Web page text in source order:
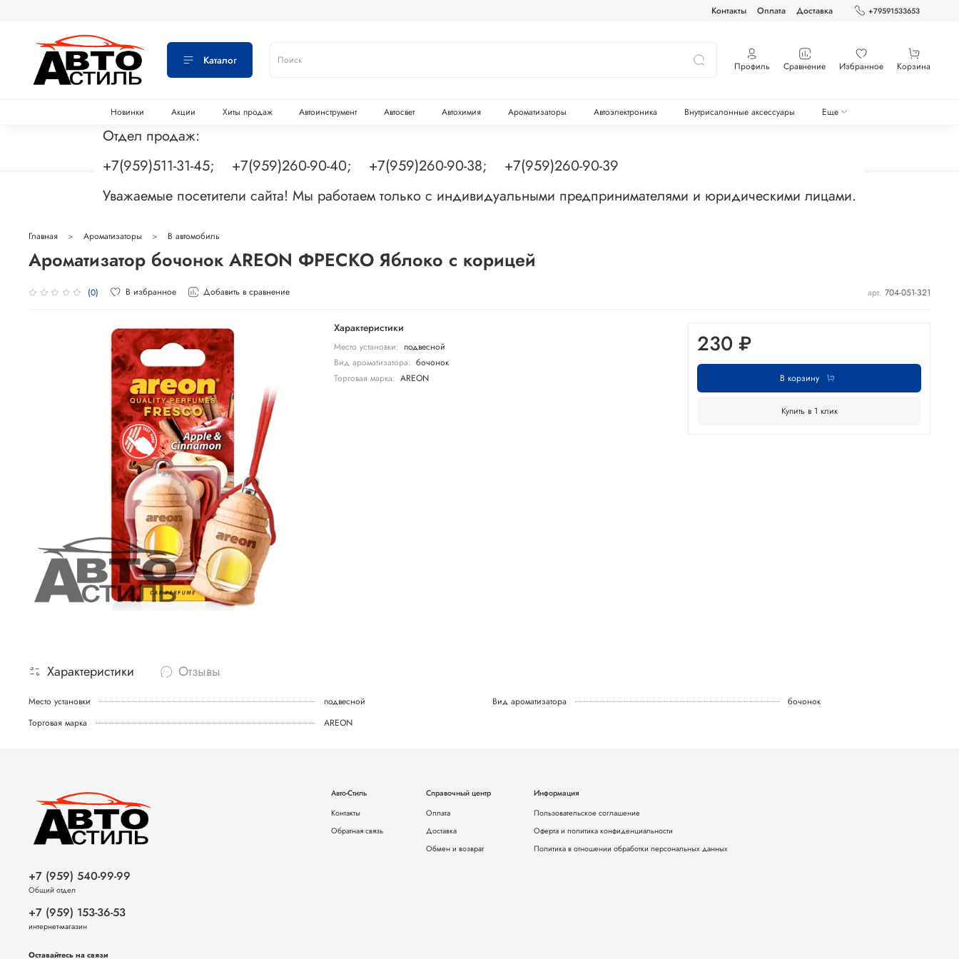
Контакты Оплата Доставка +79591533653
Каталог Профиль Сравнение Избранное Корзина
Новинки Акции Хиты продаж Автоинструмент Автосвет Автохимия Ароматизаторы Автоэлектроника Внутрисалонные аксессуары Еще
Отдел продаж:
+7(959)511-31-45; +7(959)260-90-40; +7(959)260-90-38; +7(959)260-90-39
Уважаемые посетители сайта! Мы работаем только с индивидуальными предпринимателями и юридическими лицами.
Главная Ароматизаторы В автомобиль
Ароматизатор бочонок AREON ФРЕСКО Яблоко с корицей
(0) В избранное Добавить в сравнение арт. 704-051-321
Характеристики
Место установки: подвесной
Вид ароматизатора: бочонок
Торговая марка: AREON
230 ₽
В корзину
Купить в 1 клик
Характеристики Отзывы
Место установки подвесной Вид ароматизатора
бочонок
Торговая марка
AREON
Авто-Стиль
Контакты
Обратная связь
Справочный центр
Оплата
Доставка
Обмен и возврат
Информация
Пользовательское соглашение
Оферта и политика конфиденциальности
Политика в отношении обработки персональных данных
+7 (959) 540-99-99
Общий отдел
+7 (959) 153-36-53
интернет-магазин
Оставайтесь на связи